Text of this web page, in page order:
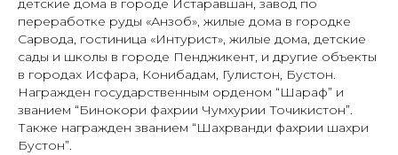
детские дома в городе Истаравшан, завод по
переработке руды «Анзоб», жилые дома в городке
Сарвода, гостиница «Интурист», жилые дома, детские
сады и школы в городе Пенджикент, и другие объекты
в городах Исфара, Конибадам, Гулистон, Бустон.
Награжден государственным орденом “Шараф” и
званием “Бинокори фахрии Чумхурии Точикистон”.
Также награжден званием “Шахрванди фахрии шахри
Бустон”.